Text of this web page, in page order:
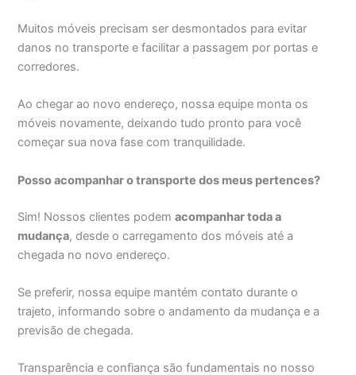
Muitos móveis precisam ser desmontados para evitar
danos no transporte e facilitar a passagem por portas e
corredores.
Ao chegar ao novo endereço, nossa equipe monta os
móveis novamente, deixando tudo pronto para você
começar sua nova fase com tranquilidade.
Posso acompanhar o transporte dos meus pertences?
Sim! Nossos clientes podemacompanhar toda a
mudança, desde o carregamento dos móveis até a
chegada no novo endereço.
Se preferir, nossa equipe mantém contato durante o
trajeto, informando sobre o andamento da mudança e a
previsão de chegada.
Transparência e confiança são fundamentais no nosso